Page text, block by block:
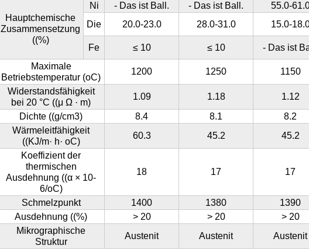
Hauptchemische
Zusammensetzung
((%)
Ni - Das ist Ball. - Das ist Ball. 55.0-
Die
20.0-23.0 28.0-31.0 15.0-
Fe ≤ 10 ≤ 10 - Das ist
Maximale
Betriebstemperatur (oC)
1200 1250 1150
Widerstandsfähigkeit
bei 20 °C ((μ Ω · m)
1.09 1.18 1.12
Dichte ((g/cm3)
8.4 8.1 8.2
Wärmeleitfähigkeit
((KJ/m· h· oC)
60.3 45.2 45.2
Koeffizient der
thermischen
Ausdehnung ((α × 10-
6/oC)
18 17 17
Schmelzpunkt 1400 1380 1390
Ausdehnung ((%)
> 20 > 20 > 20
Mikrographische
Struktur
Austenit Austenit Austenit